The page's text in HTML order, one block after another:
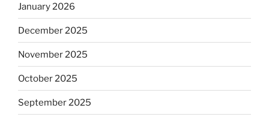
January 2026
December 2025
November 2025
October 2025
September 2025